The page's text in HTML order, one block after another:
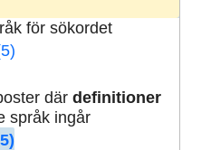
för sökordet
där definitioner
språk ingår